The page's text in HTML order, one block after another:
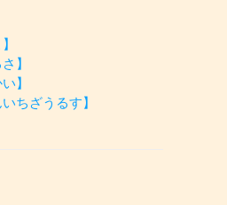
】
】
ちざうるす】